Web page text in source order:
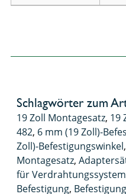
Schlagwörter zum
19 Zoll Montagesatz, 19
482, 6 mm (19 Zoll)-
Zoll)-Befestigungswinkel,
Montagesatz,
für
Befestigung,